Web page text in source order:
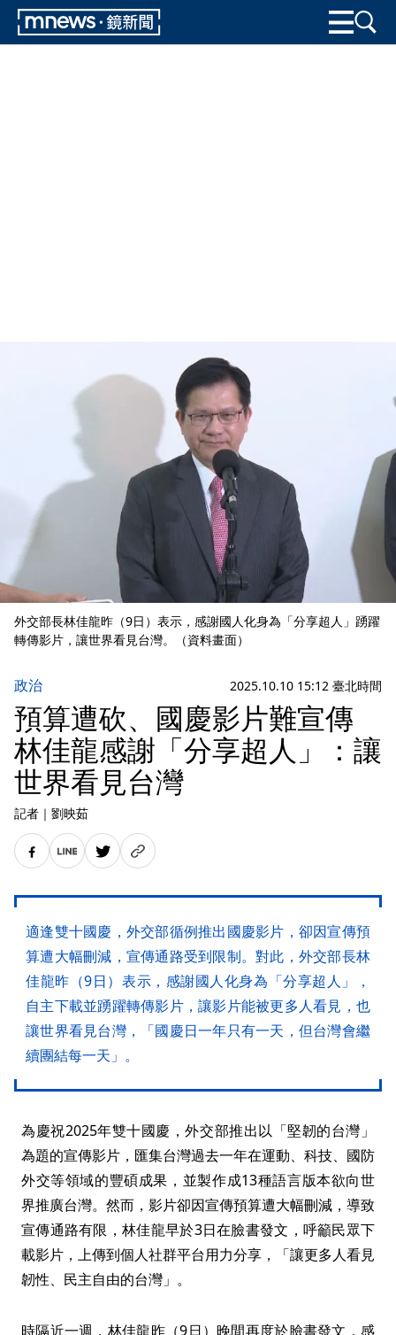
外交部長林佳龍昨（9日）表示，感謝國人化身為「分享超人」踴躍
轉傳影片，讓世界看見台灣。（資料畫面）
政治 2025.10.10 15:12 臺北時間
預算遭砍、國慶影片難宣傳
林佳龍感謝「分享超人」：讓
世界看見台灣
記者 ｜ 劉映茹
適逢雙十國慶，外交部循例推出國慶影片，卻因宣傳預
算遭大幅刪減，宣傳通路受到限制。對此，外交部長林
佳龍昨（9日）表示，感謝國人化身為「分享超人」，
自主下載並踴躍轉傳影片，讓影片能被更多人看見，也
讓世界看見台灣，「國慶日一年只有一天，但台灣會繼
續團結每一天」。
為慶祝2025年雙十國慶，外交部推出以「堅韌的台灣」
為題的宣傳影片，匯集台灣過去一年在運動、科技、國防
外交等領域的豐碩成果，並製作成13種語言版本欲向世
界推廣台灣。然而，影片卻因宣傳預算遭大幅刪減，導致
宣傳通路有限，林佳龍早於3日在臉書發文，呼籲民眾下
載影片，上傳到個人社群平台用力分享，「讓更多人看見
韌性、民主自由的台灣」。
時隔近一週，林佳龍昨（9日）晚間再度於臉書發文，感